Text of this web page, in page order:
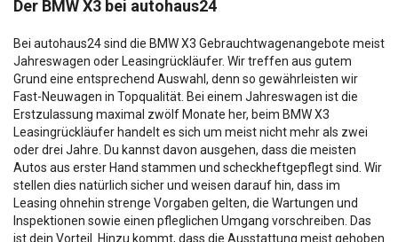
Der BMW X3 bei autohaus24
Bei autohaus24 sind die BMW X3 Gebrauchtwagenangebote meist
Jahreswagen oder Leasingrückläufer. Wir treffen aus gutem
Grund eine entsprechend Auswahl, denn so gewährleisten wir
Fast-Neuwagen in Topqualität. Bei einem Jahreswagen ist die
Erstzulassung maximal zwölf Monate her, beim BMW X3
Leasingrückläufer handelt es sich um meist nicht mehr als zwei
oder drei Jahre. Du kannst davon ausgehen, dass die meisten
Autos aus erster Hand stammen und scheckheftgepflegt sind. Wir
stellen dies natürlich sicher und weisen darauf hin, dass im
Leasing ohnehin strenge Vorgaben gelten, die Wartungen und
Inspektionen sowie einen pfleglichen Umgang vorschreiben. Das
ist dein Vorteil. Hinzu kommt, dass die Ausstattung meist gehoben